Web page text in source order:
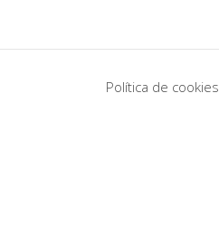
Política de cookies